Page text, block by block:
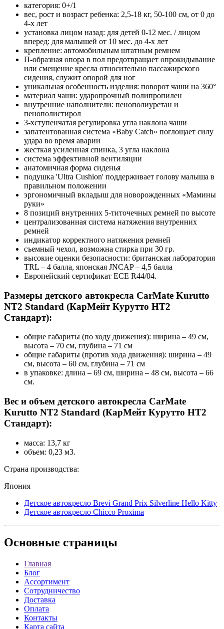
категория: 0+/1
вес, рост и возраст ребенка: 2,5-18 кг, 50-100 см, от 0 до
4-х лет
установка лицом назад: для детей 0-12 мес. / лицом
вперед: для малышей от 10 мес. до 4-х лет
крепление: автомобильным штатным ремнем
П-образная опора в пол предотвращает опрокидывание
или смещение кресла относительно пассажирского
сидения, служит опорой для ног
уникальная особенность изделия: поворот чаши на 360°
материал чаши: ударопрочный полипропилен
внутренние наполнители: пенополиуретан и
пенополистирол
3-хступенчатая регулировка угла наклона чаши
запатентованная система «Baby Catch» поглощает силу
удара во время аварии
жесткая усиленная спинка, 3 угла наклона
система эффективной вентиляции
анатомичная форма сиденья
подушка 'Ultra Cushion' поддерживает голову малыша в
правильном положении
эргономичный вкладыш для новорожденных «Мамины
руки»
8 позиций внутренних 5-титочечных ремней по высоте
централизованная система натяжения внутренних
ремней
индикатор корректного натяжения ремней
съемный чехол, возможна стирка при 30 гр.
высокие оценки безопасности: британская лаборатория
TRL – 4 балла, японская JNCAP – 4,5 балла
Европейский сертификат ECE R44/04.
Размеры детского автокресла CarMate Kurutto
NT2 Standard (КарМейт Курутто НТ2
Стандарт):
общие габариты (по ходу движения): ширина – 49 см,
высота – 70 см, глубина – 71 см
общие габариты (против хода движения): ширина – 49
см, высота – 60 см, глубина – 71 см
в упаковке: длина – 69 см, ширина – 48 см, высота – 66
см.
Вес и объем детского автокресла CarMate
Kurutto NT2 Standard (КарМейт Курутто НТ2
Стандарт):
масса: 13,7 кг
объем: 0,23 м3.
Страна производства:
Япония
Детское автокресло Brevi Grand Prix Silverline Hello Kitty
Детское автокресло Chicco Proxima
Основные страницы
Главная
Блог
Ассортимент
Сотрудничество
Доставка
Оплата
Контакты
Карта сайта